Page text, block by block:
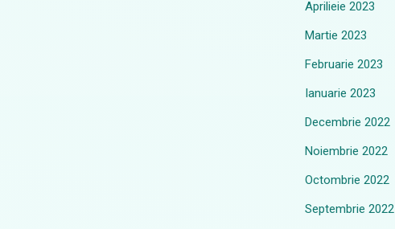
Aprilieie 2023
Martie 2023
Februarie 2023
Ianuarie 2023
Decembrie 2022
Noiembrie 2022
Octombrie 2022
Septembrie 2022